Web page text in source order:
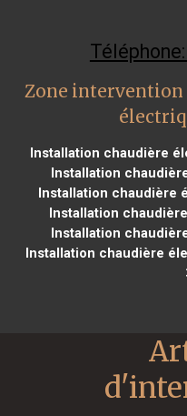
Zone
Installation chaudière
Installation
Installation chaudière
Installation
Installation
Installation chaudière